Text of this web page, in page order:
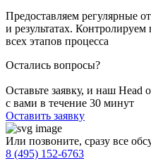
Предоставляем регулярные
и результатах.
всех этапов процесса
Остались вопросы?
Оставьте заявку, и наш Head
с вами в течение 30 минут
Оставить заявку
Или позвоните, сразу все
8 (495) 152-6763